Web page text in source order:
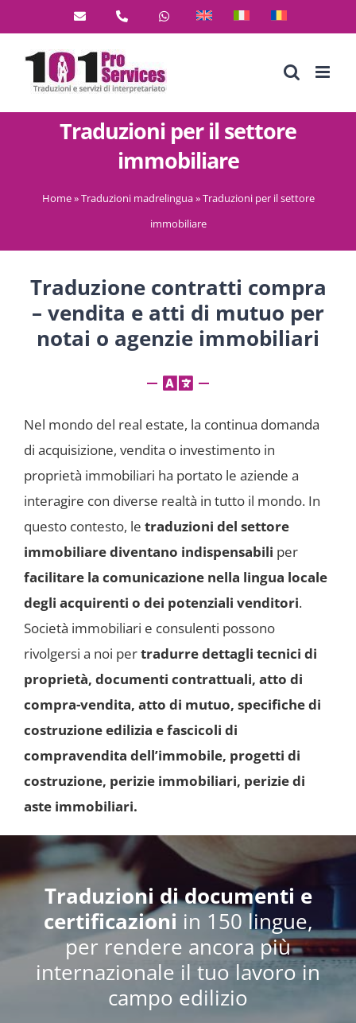
al
contenuto
Traduzioni per il settore
immobiliare
Home»Traduzioni madrelingua»Traduzioni per il settore
immobiliare
Traduzione contratti compra
– vendita e atti di mutuo per
notai o agenzie immobiliari
Nel mondo del real estate, la continua domanda
di acquisizione, vendita o investimento in
proprietà immobiliari ha portato le aziende a
interagire con diverse realtà in tutto il mondo. In
questo contesto, le traduzioni del settore
immobiliare diventano indispensabili per
facilitare la comunicazione nella lingua locale
degli acquirenti o dei potenziali venditori.
Società immobiliari e consulenti possono
rivolgersi a noi pertradurre dettagli tecnici di
proprietà, documenti contrattuali, atto di
compra-vendita, atto di mutuo, specifiche di
costruzione edilizia e fascicoli di
compravendita dell’immobile, progetti di
costruzione, perizie immobiliari, perizie di
aste immobiliari.
Traduzioni di documenti e
certificazioni in 150 lingue,
per rendere ancora più
internazionale il tuo lavoro in
campo edilizio